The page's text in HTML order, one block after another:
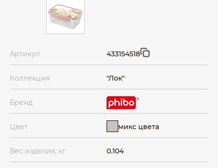
Артикул 433154518
Коллекция "Лок"
Бренд
Цвет микс цвета
Вес изделия, кг 0.104